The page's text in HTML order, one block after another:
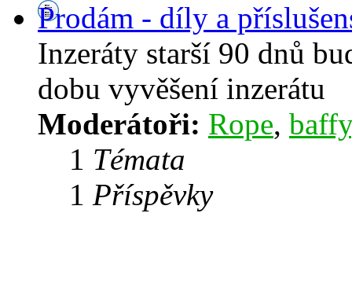
Prodám - díly a
Inzeráty starší 90 dnů
dobu vyvěšení inzerátu
Moderátoři: Rope, baffy
1 Témata
1 Příspěvky